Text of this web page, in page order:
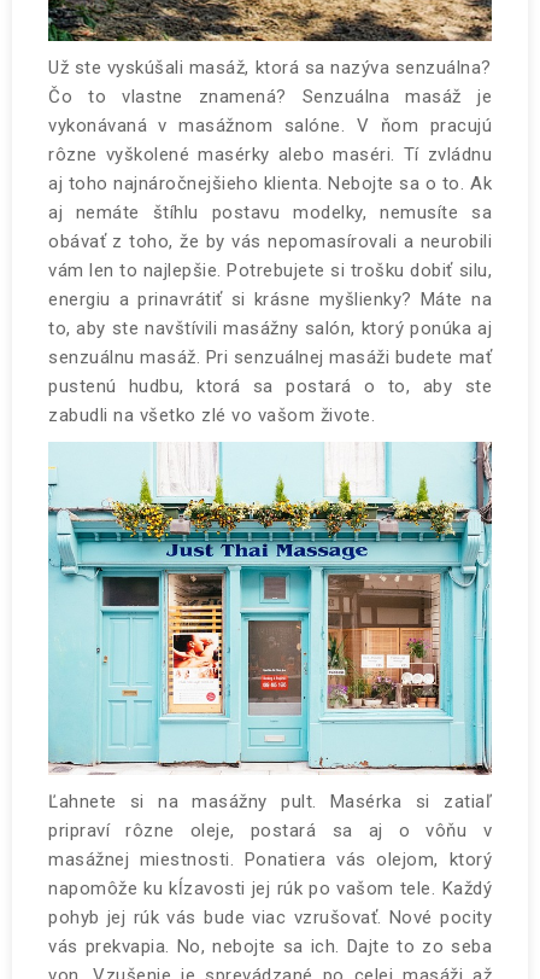
Už ste vyskúšali masáž, ktorá sa nazýva senzuálna?
Čo to vlastne znamená? Senzuálna masáž je
vykonávaná v masážnom salóne. V ňom pracujú
rôzne vyškolené masérky alebo maséri. Tí zvládnu
aj toho najnáročnejšieho klienta. Nebojte sa o to. Ak
aj nemáte štíhlu postavu modelky, nemusíte sa
obávať z toho, že by vás nepomasírovali a neurobili
vám len to najlepšie. Potrebujete si trošku dobiť silu,
energiu a prinavrátiť si krásne myšlienky? Máte na
to, aby ste navštívili masážny salón, ktorý ponúka aj
senzuálnu masáž. Pri senzuálnej masáži budete mať
pustenú hudbu, ktorá sa postará o to, aby ste
zabudli na všetko zlé vo vašom živote.
Ľahnete si na masážny pult. Masérka si zatiaľ
pripraví rôzne oleje, postará sa aj o vôňu v
masážnej miestnosti. Ponatiera vás olejom, ktorý
napomôže ku kĺzavosti jej rúk po vašom tele. Každý
pohyb jej rúk vás bude viac vzrušovať. Nové pocity
vás prekvapia. No, nebojte sa ich. Dajte to zo seba